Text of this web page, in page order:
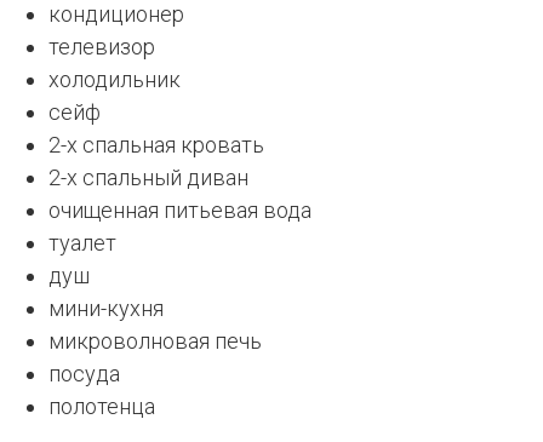
кондиционер
телевизор
холодильник
сейф
2-х спальная кровать
2-х спальный диван
очищенная питьевая вода
туалет
душ
мини-кухня
микроволновая печь
посуда
полотенца